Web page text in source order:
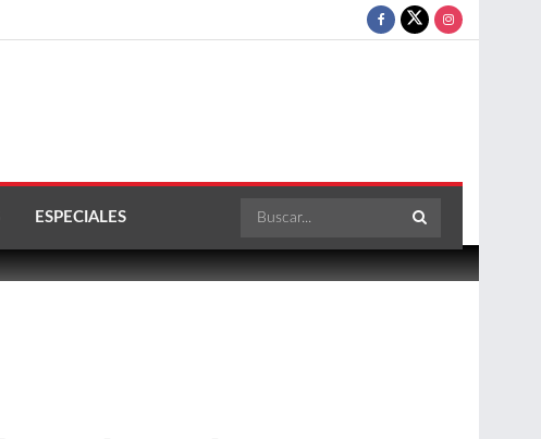
ESPECIALES